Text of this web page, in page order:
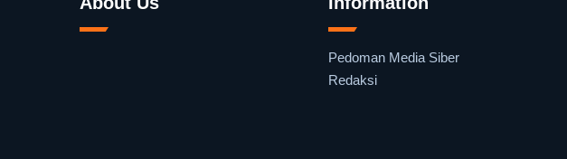
Pedoman Media Siber
Redaksi